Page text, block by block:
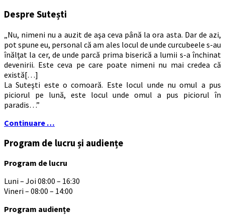
Despre Sutești
„Nu, nimeni nu a auzit de aşa ceva până la ora asta. Dar de azi,
pot spune eu, personal că am ales locul de unde curcubeele s-au
înălţat la cer, de unde parcă prima biserică a lumii s-a închinat
devenirii. Este ceva pe care poate nimeni nu mai credea că
există[…]
La Suteşti este o comoară. Este locul unde nu omul a pus
piciorul pe lună, este locul unde omul a pus piciorul în
paradis…”
Continuare …
Program de lucru și audiențe
Program de lucru
Luni – Joi 08:00 – 16:30
Vineri – 08:00 – 14:00
Program audiențe